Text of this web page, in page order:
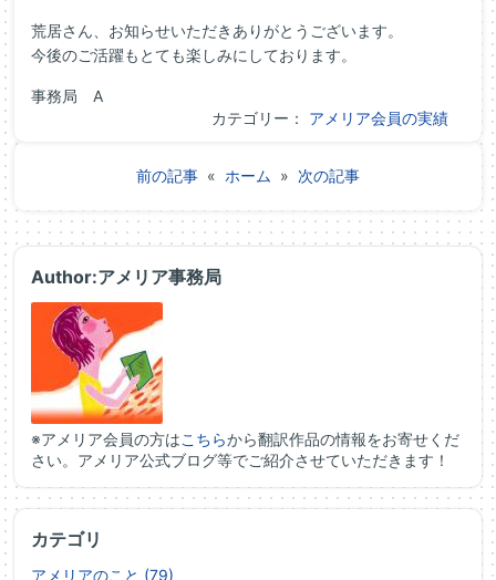
荒居さん、お知らせいただきありがとうございます。
今後のご活躍もとても楽しみにしております。
事務局 A
カテゴリー： アメリア会員の実績
前の記事 « ホーム » 次の記事
Author:アメリア事務局
※アメリア会員の方はこちらから翻訳作品の情報をお寄せくだ
さい。アメリア公式ブログ等でご紹介させていただきます！
カテゴリ
アメリアのこと (79)